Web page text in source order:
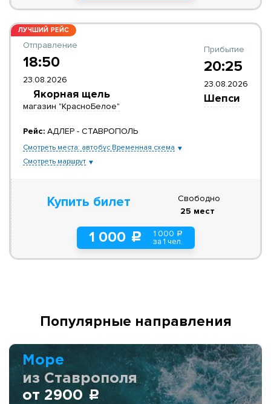
ЛУЧШИЙ РЕЙС
Отправление
18:50
23.08.2026
Якорная щель
магазин "КрасноБелое"
Прибытие
20:25
23.08.2026
Шепси
Рейс: АДЛЕР - СТАВРОПОЛЬ
Смотреть места: автобус Временная схема
Смотреть маршрут
Купить билет
1 000 c 1 000 a
за 1 чел.
Свободно
25 мест
Популярные направления
Море
из Ставрополя
от 2900 c